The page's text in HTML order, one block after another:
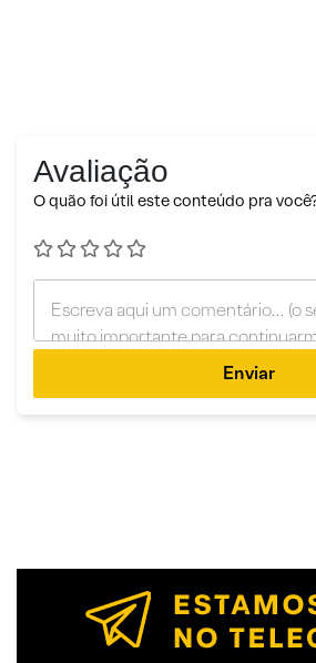
Avaliação
O quão foi útil este conteúdo pra
Enviar